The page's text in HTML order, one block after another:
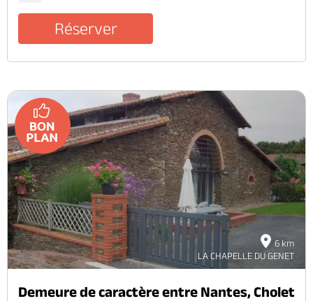
Réserver
6 km
LA CHAPELLE DU GENET
Demeure de caractère entre Nantes, Cholet